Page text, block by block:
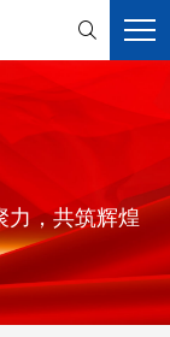

力，共筑辉煌